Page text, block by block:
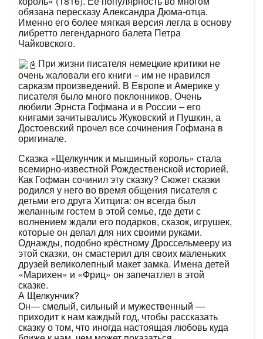
обязана пересказу Александра Дюма-отца.
Именно его более мягкая версия легла в основу
либретто легендарного балета Петра
Чайковского.
При жизни писателя немецкие критики не
очень жаловали его книги – им не нравился
сарказм произведений. В Европе и Америке у
писателя было много поклонников. Очень
любили Эрнста Гофмана и в России – его
книгами зачитывались Жуковский и Пушкин, а
Достоевский прочел все сочинения Гофмана в
оригинале.
Сказка «Щелкунчик и мышиный король» стала
всемирно-известной Рождественской историей.
Как Гофман сочинил эту сказку? Сюжет сказки
родился у него во время общения писателя с
детьми его друга Хитцига: он всегда был
желанным гостем в этой семье, где дети с
волнением ждали его подарков, сказок, игрушек,
которые он делал для них своими руками.
Однажды, подобно крёстному Дроссельмееру из
этой сказки, он смастерил для своих маленьких
друзей великолепный макет замка. Имена детей
«Марихен» и «Фриц» он запечатлел в этой
сказке.
А Щелкунчик?
Он— смелый, сильный и мужественный —
приходит к нам каждый год, чтобы рассказать
сказку о том, что иногда настоящая любовь куда